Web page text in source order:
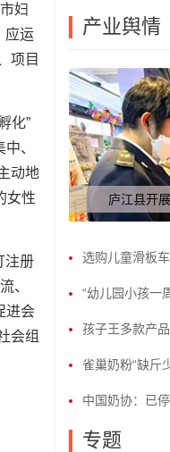
妇
应运
项目
化”
、
动地
女性
注册
、
进会
会组
产业舆情
庐江县开
选购儿童滑板
“幼儿园小孩一
孩子王多款产
雀巢奶粉“缺斤
中国奶协：已
专题